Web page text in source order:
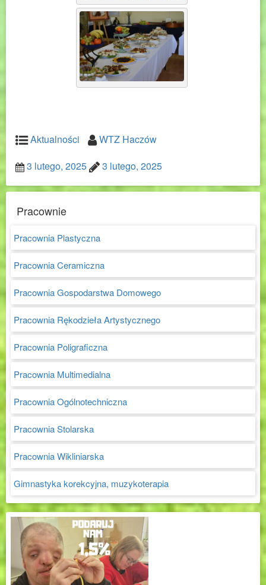
Aktualności
WTZ Haczów
3 lutego, 2025
3 lutego, 2025
Pracownie
Pracownia Plastyczna
Pracownia Ceramiczna
Pracownia Gospodarstwa Domowego
Pracownia Rękodzieła Artystycznego
Pracownia Poligraficzna
Pracownia Multimedialna
Pracownia Ogólnotechniczna
Pracownia Stolarska
Pracownia Wikliniarska
Gimnastyka korekcyjna, muzykoterapia